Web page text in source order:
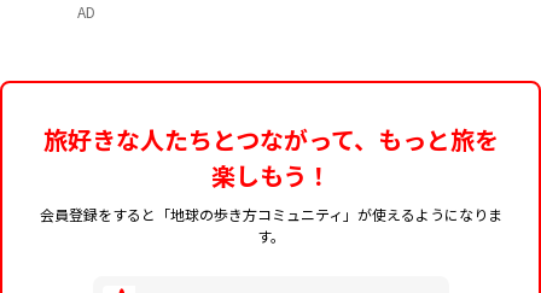
AD
旅好きな人たちとつながって、もっと旅を
楽しもう！
会員登録をすると「地球の歩き方コミュニティ」が使えるようになりま
す。